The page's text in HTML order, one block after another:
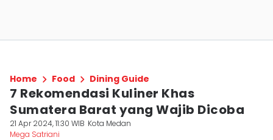
Home Food Dining Guide
7 Rekomendasi Kuliner Khas
Sumatera Barat yang Wajib Dicoba
21 Apr 2024, 11:30 WIB Kota Medan
Mega Satriani